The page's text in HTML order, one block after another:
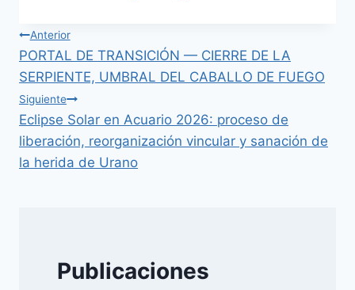
Anterior
PORTAL DE TRANSICIÓN — CIERRE DE LA
SERPIENTE, UMBRAL DEL CABALLO DE FUEGO
Siguiente
Eclipse Solar en Acuario 2026: proceso de
liberación, reorganización vincular y sanación de
la herida de Urano
Publicaciones